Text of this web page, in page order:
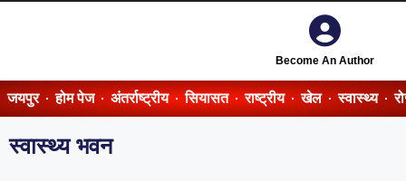
Become An Author
जयपुर होम पेज अंतर्राष्ट्रीय सियासत राष्ट्रीय खेल स्वास्थ्य
स्वास्थ्य भवन